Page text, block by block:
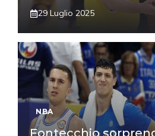
29 Luglio 2025
NBA